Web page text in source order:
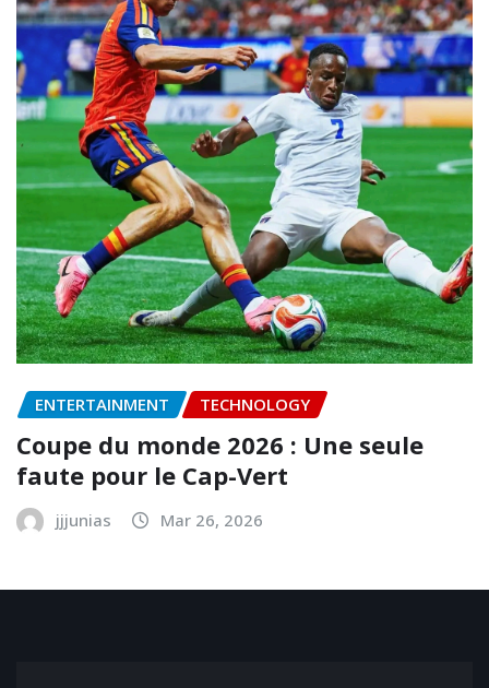
ENTERTAINMENT TECHNOLOGY
Coupe du monde 2026 : Une seule
faute pour le Cap-Vert
jjjunias Mar 26, 2026